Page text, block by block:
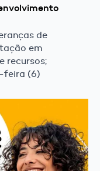
de
em
recursos;
feira (6)